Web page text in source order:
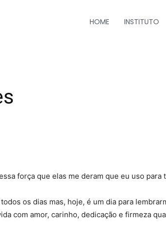
HOME INSTITUTO
força que elas me deram que eu uso
os dias mas, hoje, é um dia para
com amor, carinho, dedicação e firmeza